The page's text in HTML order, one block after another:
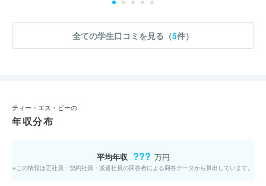
全ての学生口コミを見る（5件）
ティー・エス・ビーの
年収分布
平均年収 ??? 万円
※この情報は正社員・契約社員・派遣社員の回答者による回答データから算出しています。